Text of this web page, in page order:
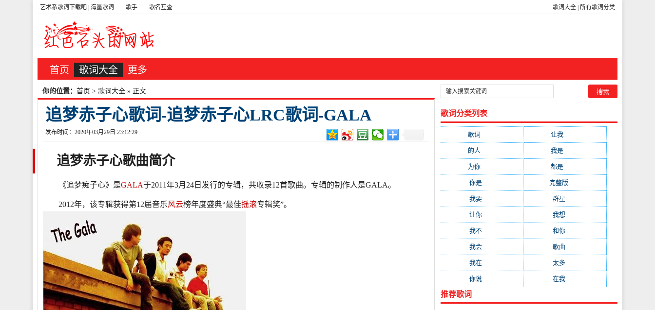
歌词大全 所有歌词分类
艺术系歌词下载吧 | 海量歌词——歌手——歌名互查
首页 歌词大全 更多
你的位置： 首页 > 歌词大全 » 正文
追梦赤子心歌词-追梦赤子心LRC歌词-GALA
发布时间：2020年03月29日 23:12:29
追梦赤子心歌曲简介
《追梦痴子心》是GALA于2011年3月24日发行的专辑，共收录12首歌曲。专辑的制作人是GALA。
2012年，该专辑获得第12届音乐风云榜年度盛典“最佳摇滚专辑奖”。
歌词分类列表
歌词 让我
的人 我是
为你(111) 都是
你是 完整版
我要 群星
让你 我想
我不 和你(80)
我会 歌曲
我在 太多
你说 在我(64)
推荐歌词